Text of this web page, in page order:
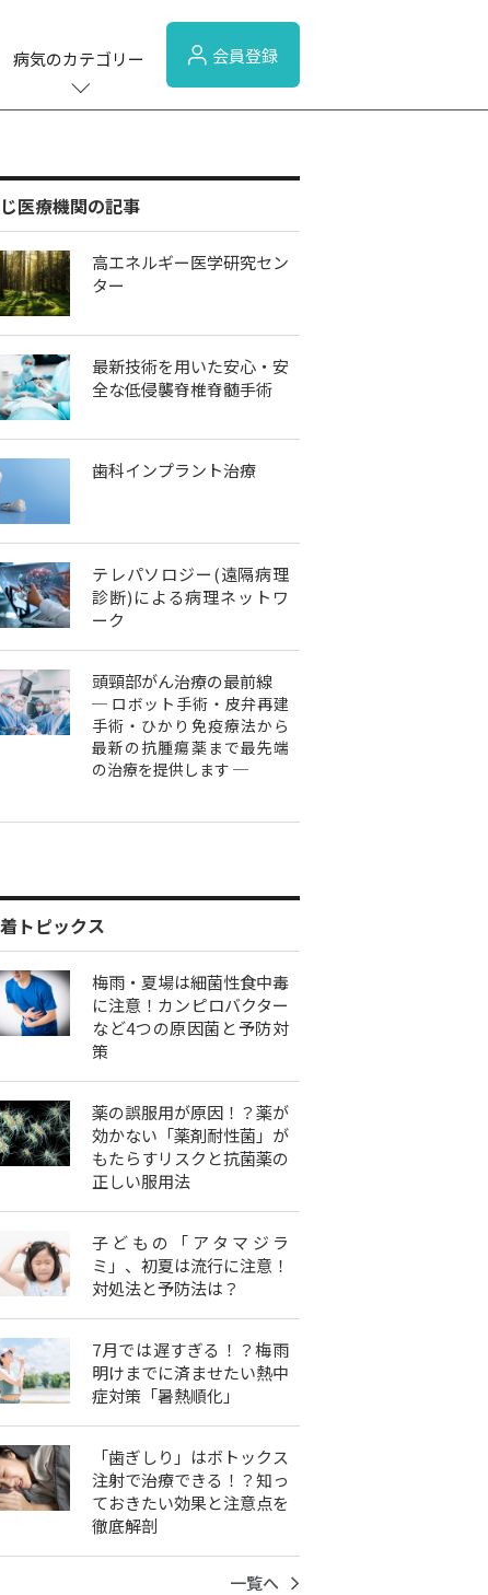
病気のカテゴリー 会員登録
医療機関の記事
高エネルギー医学研究セン
ター
最新技術を用いた安心・安
全な低侵襲脊椎脊髄手術
歯科インプラント治療
テレパソロジー(遠隔病理
診断)による病理ネットワ
ーク
頭頸部がん治療の最前線
─ ロボット手術・皮弁再建
手術・ひかり免疫療法から
最新の抗腫瘍薬まで最先端
の治療を提供します ─
トピックス
梅雨・夏場は細菌性食中毒
に注意！カンピロバクター
など4つの原因菌と予防対
策
薬の誤服用が原因！？薬が
効かない「薬剤耐性菌」が
もたらすリスクと抗菌薬の
正しい服用法
子どもの「アタマジラ
ミ」、初夏は流行に注意！
対処法と予防法は？
7月では遅すぎる！？梅雨
明けまでに済ませたい熱中
症対策「暑熱順化」
「歯ぎしり」はボトックス
注射で治療できる！？知っ
ておきたい効果と注意点を
徹底解剖
一覧へ